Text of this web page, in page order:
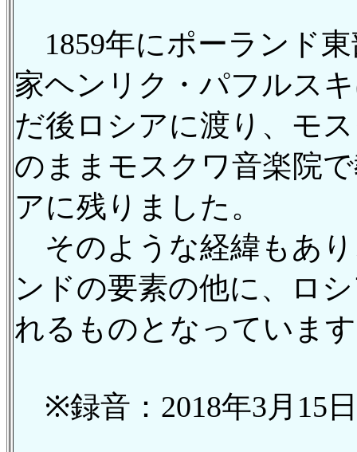
1859年にポーランド
家ヘンリク・パフルス
だ後ロシアに渡り、モ
のままモスクワ音楽院
アに残りました。
そのような経緯もあ
ンドの要素の他に、ロ
れるものとなっていま
※録音：2018年3月15